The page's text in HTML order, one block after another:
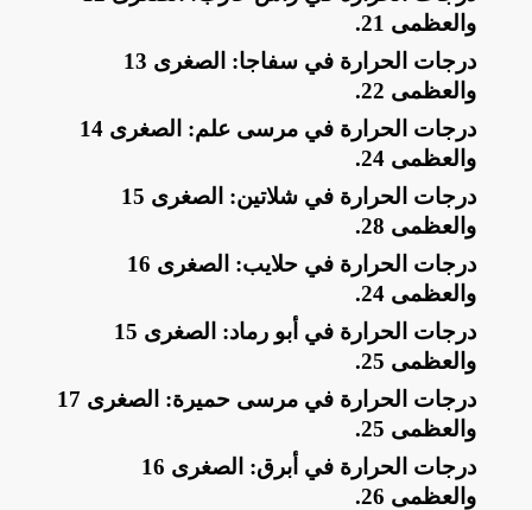
والعظمى 21
.
​درجات الحرارة في سفاجا: الصغرى 13
والعظمى 22
.
​درجات الحرارة في مرسى علم: الصغرى 14
والعظمى 24
.
​درجات الحرارة في شلاتين: الصغرى 15
والعظمى 28
.
​درجات الحرارة في حلايب: الصغرى 16
والعظمى 24
.
​درجات الحرارة في أبو رماد: الصغرى 15
والعظمى 25
.
​درجات الحرارة في مرسى حميرة: الصغرى 17
والعظمى 25
.
​درجات الحرارة في أبرق: الصغرى 16
والعظمى 26
.